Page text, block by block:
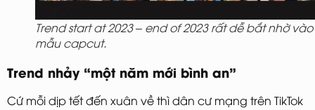
Trend start at 2023 – end of 2023 rất dễ bắt nhờ vào
mẫu capcut.
Trend nhảy “một năm mới bình an”
Cứ mỗi dịp tết đến xuân về thì dân cư mạng trên TikTok